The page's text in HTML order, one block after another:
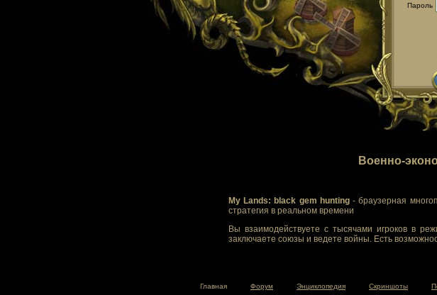
Пароль
Военно-
My Lands: black gem hunting- браузерная
стратегия в реальном времени
Вы взаимодействуете с тысячами игроков в
заключаете союзы и ведете войны. Есть
Главная Форум Энциклопедия Скриншоты